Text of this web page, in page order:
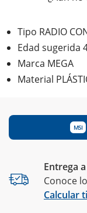
Tipo RADIO
Edad sugerida
Marca MEGA
Material
MSI
Entrega
Conoce
Calcular